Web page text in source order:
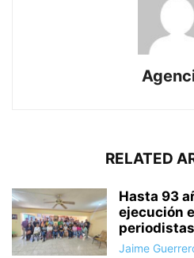
RELATED
Hasta 93
ejecución
Jaime